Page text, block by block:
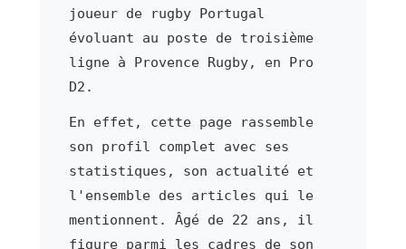
joueur de rugby Portugal
évoluant au poste de troisième
ligne à Provence Rugby, en Pro
D2.
En effet, cette page rassemble
son profil complet avec ses
statistiques, son actualité et
l'ensemble des articles qui le
mentionnent. Âgé de 22 ans, il
figure parmi les cadres de son